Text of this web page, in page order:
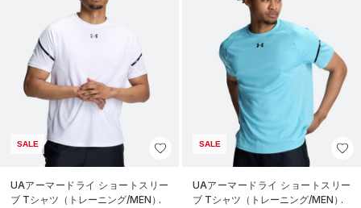
SALE
UAアーマードライ ショートスリー
ブ Tシャツ（トレーニング/MEN）
SALE
UAアーマードライ ショートスリー
ブ Tシャツ（トレーニング/MEN）